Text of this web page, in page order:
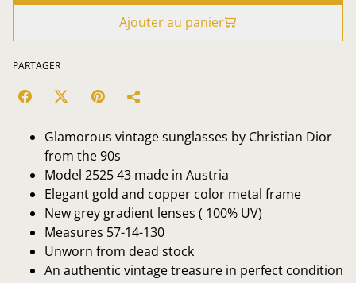
Ajouter au panier
PARTAGER
Glamorous vintage sunglasses by Christian Dior
from the 90s
Model 2525 43 made in Austria
Elegant gold and copper color metal frame
New grey gradient lenses ( 100% UV)
Measures 57-14-130
Unworn from dead stock
An authentic vintage treasure in perfect condition